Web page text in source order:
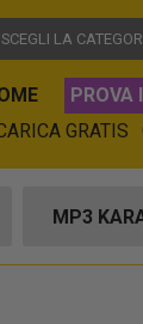
SCEGLI LA
PROVA
GRATIS
MP3